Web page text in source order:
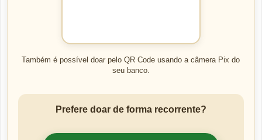
Também é possível doar pelo QR Code usando a câmera Pix do
seu banco.
Prefere doar de forma recorrente?